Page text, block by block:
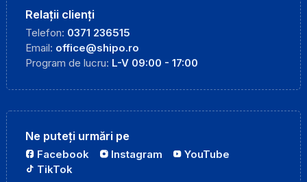
Relații clienți
Telefon: 0371 236515
Email: office@shipo.ro
Program de lucru: L-V 09:00 - 17:00
Ne puteți urmări pe
Facebook Instagram
YouTube
TikTok